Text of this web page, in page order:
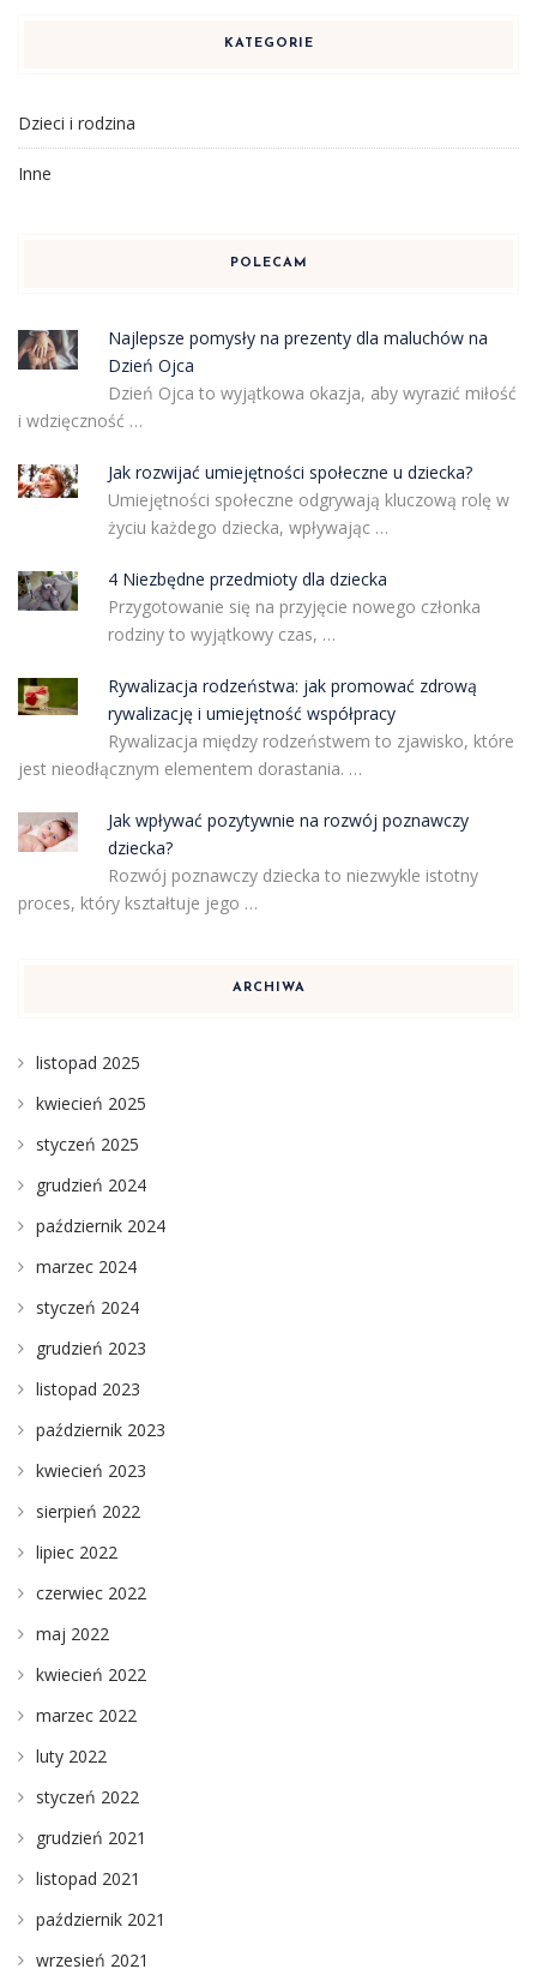
KATEGORIE
Dzieci i rodzina
Inne
POLECAM
Najlepsze pomysły na prezenty dla maluchów na
Dzień Ojca
Dzień Ojca to wyjątkowa okazja, aby wyrazić miłość
i wdzięczność …
Jak rozwijać umiejętności społeczne u dziecka?
Umiejętności społeczne odgrywają kluczową rolę w
życiu każdego dziecka, wpływając …
4 Niezbędne przedmioty dla dziecka
Przygotowanie się na przyjęcie nowego członka
rodziny to wyjątkowy czas, …
Rywalizacja rodzeństwa: jak promować zdrową
rywalizację i umiejętność współpracy
Rywalizacja między rodzeństwem to zjawisko, które
jest nieodłącznym elementem dorastania. …
Jak wpływać pozytywnie na rozwój poznawczy
dziecka?
Rozwój poznawczy dziecka to niezwykle istotny
proces, który kształtuje jego …
ARCHIWA
listopad 2025
kwiecień 2025
styczeń 2025
grudzień 2024
październik 2024
marzec 2024
styczeń 2024
grudzień 2023
listopad 2023
październik 2023
kwiecień 2023
sierpień 2022
lipiec 2022
czerwiec 2022
maj 2022
kwiecień 2022
marzec 2022
luty 2022
styczeń 2022
grudzień 2021
listopad 2021
październik 2021
wrzesień 2021